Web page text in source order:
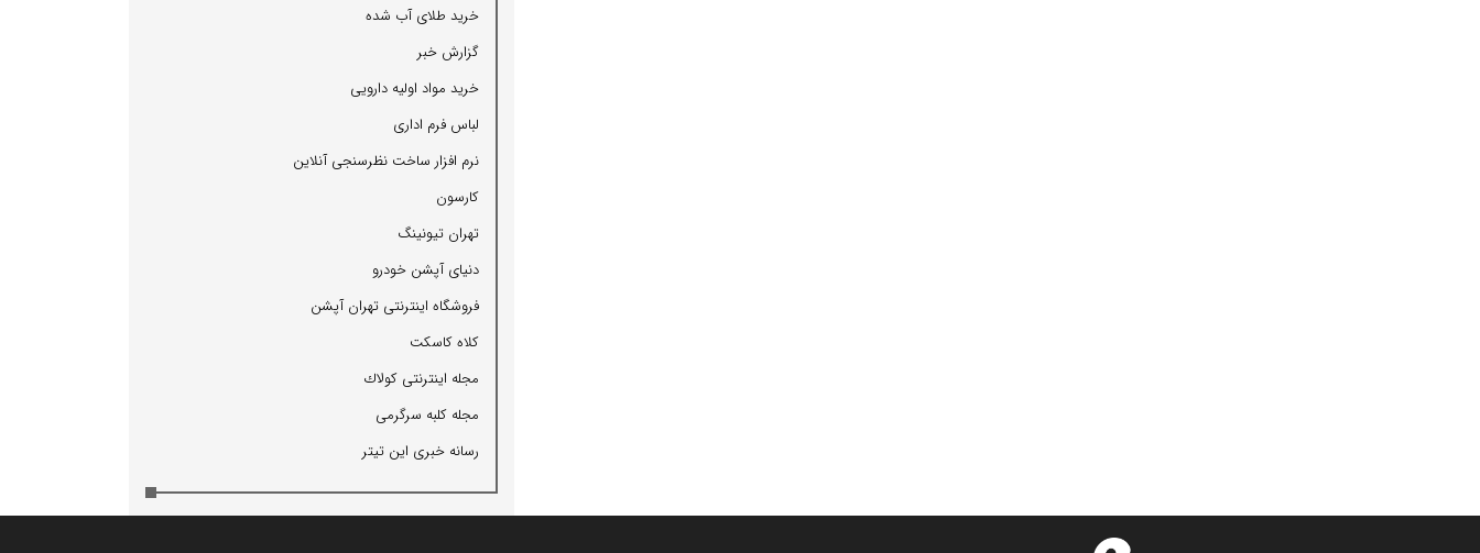
خرید طلای آب شده
گزارش خبر
خرید مواد اولیه دارویی
لباس فرم اداری
نرم افزار ساخت نظرسنجی آنلاین
كارسون
تهران تیونینگ
دنیای آپشن خودرو
فروشگاه اینترنتی تهران آپشن
كلاه كاسكت
مجله اینترنتی كولاك
مجله كلبه سرگرمی
رسانه خبری این تیتر